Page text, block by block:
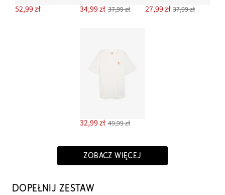
52,99 zł 34,99 zł 37,99 zł 27,99 zł 37,99 zł
32,99 zł 49,99 zł
ZOBACZ WIĘCEJ
DOPEŁNIJ ZESTAW